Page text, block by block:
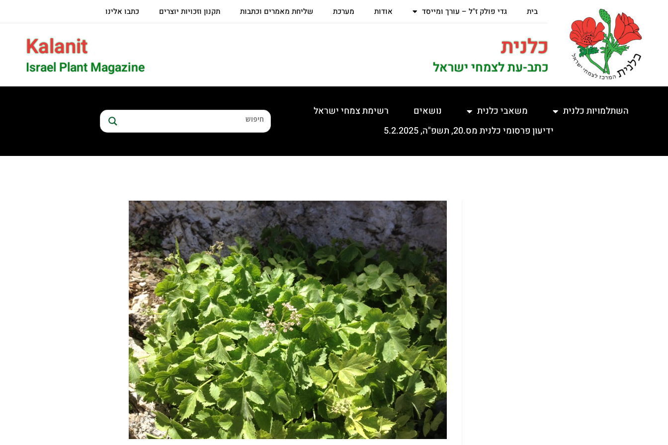
בית גדי פולק ז"ל – עורך ומייסד אודות מערכת שליחת מאמרים וכתבות תקנון וזכויות יוצרים כתבו אלינו
כלנית
כתב-עת לצמחי ישראל
Kalanit
Israel Plant Magazine
השתלמויות כלנית משאבי כלנית נושאים
רשימת צמחי ישראל
ידיעון פרסומי כלנית מס.20, תשפ"ה, 5.2.2025